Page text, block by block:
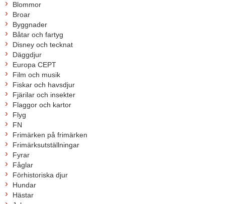
Blommor
Broar
Byggnader
Båtar och fartyg
Disney och tecknat
Däggdjur
Europa CEPT
Film och musik
Fiskar och havsdjur
Fjärilar och insekter
Flaggor och kartor
Flyg
FN
Frimärken på frimärken
Frimärksutställningar
Fyrar
Fåglar
Förhistoriska djur
Hundar
Hästar